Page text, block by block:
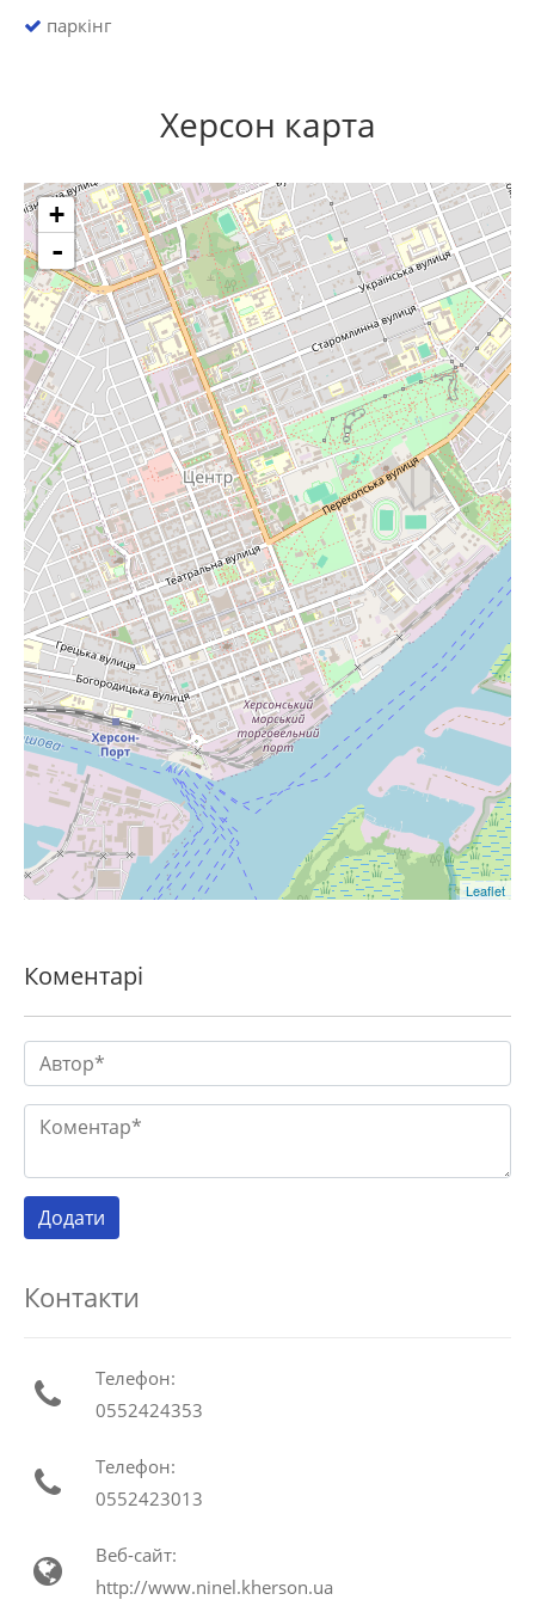
паркінг
Херсон карта
+
-
Leaflet
Коментарі
Контакти
Телефон:
0552424353
Телефон:
0552423013
Веб-сайт:
http://www.ninel.kherson.ua